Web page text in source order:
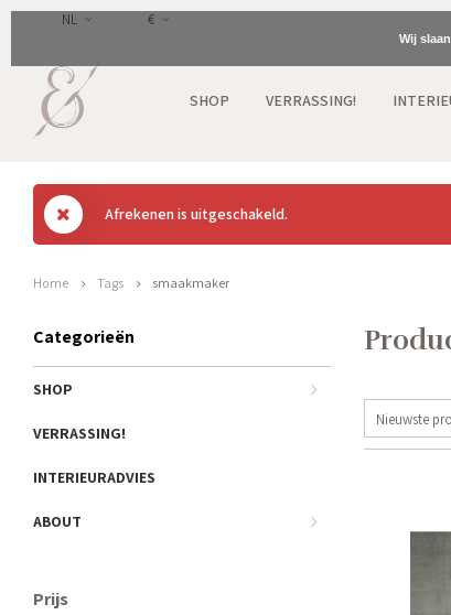
NL €
SHOP VERRASSING!
Afrekenen is uitgeschakeld.
Home Tags smaakmaker
Categorieën
SHOP
VERRASSING!
INTERIEURADVIES
ABOUT
Prijs
Nieuwste
Wij